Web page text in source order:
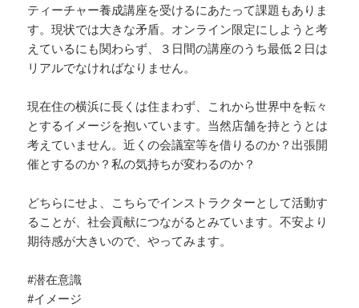
ティーチャー養成講座を受けるにあたって課題もありま
す。現状では大きな矛盾。オンライン限定にしようと考
えているにも関わらず、３日間の講座のうち最低２日は
リアルでなければなりません。
現在住の横浜に長くは住まわず、これから世界中を転々
とするイメージを抱いています。当然店舗を持とうとは
考えていません。近くの会議室等を借りるのか？出張開
催とするのか？私の気持ちが変わるのか？
どちらにせよ、こちらでインストラクターとして活動す
ることが、社会貢献につながるとみています。不安より
期待感が大きいので、やってみます。
#潜在意識
#イメージ